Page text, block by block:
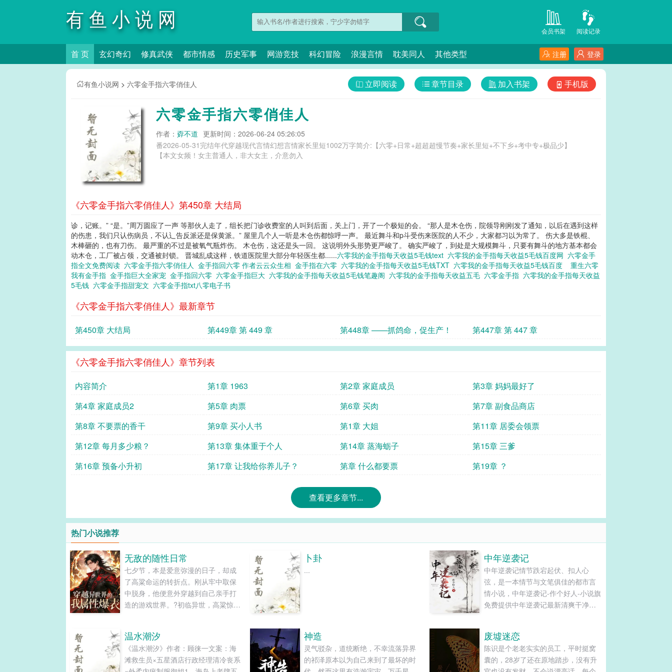
有鱼小说网 阅读记录
会员书架
首 页 玄幻奇幻 修真武侠 都市情感 历史军事 网游竞技 科幻冒险 浪漫言情 耽美同人 其他类型 登录
注册
有鱼小说网 > 六零金手指六零俏佳人 手机版
加入书架
章节目录
立即阅读
六零金手指六零俏佳人
作者： 孬不道 更新时间：2026-06-24 05:26:05
番2026-05-31完结年代穿越现代言情幻想言情家长里短1002万字简介:【六零+日常+超超超慢节奏+家长里短+不下乡+考中专+极品少】
【本文女频！女主普通人，非大女主，介意勿入
《六零金手指六零俏佳人》第450章 大结局
诊，记账。” “是。”周万圆应了一声 等那伙人走了，组长把门诊收费室的人叫到后面，关上门，开了一个极短的会。 “那人是木仓伤，院领导刚刚发了通知，以后在遇到这样
的伤患，我们只认伤病员，不认辶告反派还是保黄派。” 屋里几个人一听是木仓伤都惊呼一声。 最近舞斗和p斗受伤来医院的人不少，大家都习以为常了。 伤大多是铁棍、
木棒砸的，也有刀伤。 最严重的不过是被氧气瓶炸伤。 木仓伤，这还是头一回。 这说明外头形势更严峻了。 确实严峻了，到处是大规模舞斗，只要有舞斗的地方基本都会
动木仓，工厂被占领，交通被封锁。 晋城乱成这样，铁道医院里大部分年轻医生都......六零我的金手指每天收益5毛钱text 六零我的金手指每天收益5毛钱百度网 六零金手
指全文免费阅读 六零金手指六零俏佳人 金手指回六零 作者云云众生相 金手指在六零 六零我的金手指每天收益5毛钱TXT 六零我的金手指每天收益5毛钱百度
重生六零
我有金手指 金手指巨大全家宠 金手指回六零 六零金手指巨大 六零我的金手指每天收益5毛钱笔趣阁 六零我的金手指每天收益五毛 六零金手指 六零我的金手指每天收益
5毛钱 六零金手指甜宠文 六零金手指txt八零电子书
《六零金手指六零俏佳人》最新章节
第450章 大结局 第449章 第 449 章 第448章 ——抓鸽命，促生产！ 第447章 第 447 章
《六零金手指六零俏佳人》章节列表
内容简介 第1章 1963 第2章 家庭成员
第3章 妈妈最好了
第4章 家庭成员2
第5章 肉票 第6章 买肉
第7章 副食品商店
第8章 不要票的香干
第9章 买小人书 第1章 大姐
第11章 居委会领票
第12章 每月多少粮？
第13章 集体重于个人 第14章 蒸海蛎子
第15章 三爹
第16章 预备小升初
第17章 让我给你养儿子？ 第章 什么都要票 第19章 ？
查看更多章节...
热门小说推荐
无敌的随性日常
七夕节，本是爱意弥漫的日子，却成
了高粱命运的转折点。刚从牢中取保
中脱身，他便意外穿越到自己亲手打
造的游戏世界。?初临异世，高粱惊喜
需一巴掌，敌人便化作血雾消散。学
会鉴定技能后，更是震惊不已——力
量、体力、体质、法力、敏捷，各项
卜卦
...
中年逆袭记
中年逆袭记情节跌宕起伏、扣人心
弦，是一本情节与文笔俱佳的都市言
情小说，中年逆袭记-作个好人-小说旗
免费提供中年逆袭记最新清爽干净的
温水潮汐
《温水潮汐》作者：顾徕一文案：海
滩救生员×五星酒店行政经理清冷丧系
神造
灵气驳杂，道统断绝，不幸流落异界
的祁泽原本以为自己来到了最坏的时
废墟迷恋
陈识是个老老实实的员工，平时挺窝
囊的，28岁了还在原地踏步，没有升